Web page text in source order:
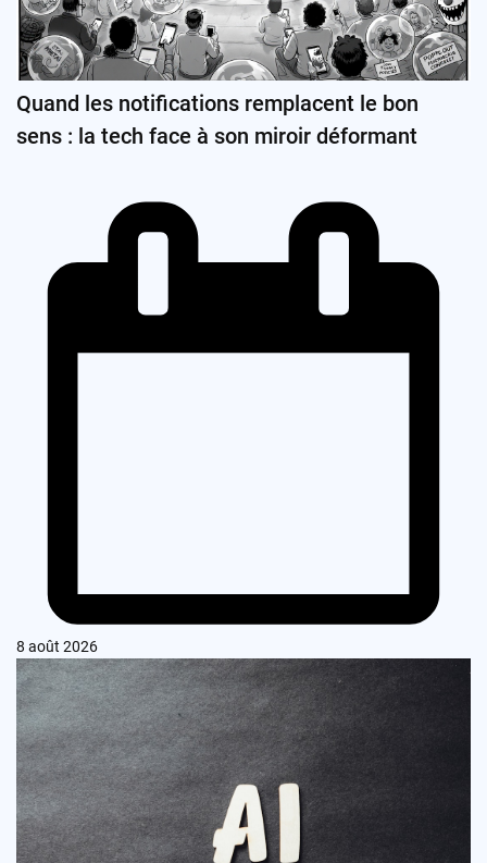
Quand les notifications remplacent le bon
sens : la tech face à son miroir déformant
8 août 2026